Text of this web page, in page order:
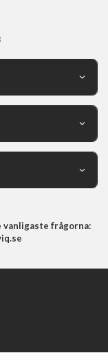
vanligaste frågorna: